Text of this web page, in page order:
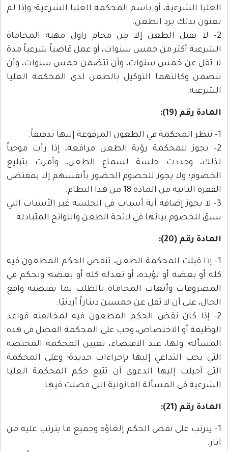
العليا الشرعية، أو باسم المحكمة العليا الشرعية؛ وإذا لم
تعنون بذلك يرد الطعن.
2- لا يقبل الطعن إلا من محام زاول مهنة المحاماة
الشرعية أكثر من خمس سنوات، أو عمل قاضياً شرعياً مدة
لا تقل عن خمس سنوات، وأن تتضمن خمس سنوات، وأن
تتضمن وكالتهما التوكيل بالطعن لدى المحكمة العليا
الشرعية.
المادة رقم (19):
1- تنظر المحكمة في الطعون المرفوعة إليها تدقيقاً.
2- يجوز للمحكمة رؤية الطعن مرافعة، إذا رأت موجباً
لذلك، وحددت جلسة لسماع الطعن، وأمرت بتبليغ
الخصوم؛ ولا يجوز للخصوم الحضور بأنفسهم إلا بمقتضى
الفقرة الثانية من المادة 18 من هذا النظام.
3- لا يجوز إضافة أية أسباب في الجلسة غير الأسباب التي
سبق للخصوم بيانها في لائحة الطعن واللوائح المتبادلة.
المادة رقم (20):
1- إذا قبلت المحكمة الطعن، تنقض الحكم المطعون فيه
كله أو بعضه أو تؤيده، أو تعدله كله أو بعضه؛ وتحكم في
المصروفات وأتعاب المحاماة بالطلب بما يقتضيه واقع
الحال، على أن لا تقل عن خمسين ديناراً أردنيًا.
2- إذا كان نقض الحكم المطعون فيه لمخالفته قواعد
الوظيفة أو الاختصاص، وجب على المحكمة الفصل في هذه
المسألة؛ ولها، عند الاقتضاء، تعيين المحكمة المختصة
التي يجب التداعي إليها بإجراءات جديدة؛ وعلى المحكمة
التي أحيلت إليها الدعوى أن تتبع حكم المحكمة العليا
الشرعية في المسألة القانونية التي فصلت فيها.
المادة رقم (21):
1- يترتب على نقض الحكم إلغاؤه وجميع ما يترتب عليه من
آثار.